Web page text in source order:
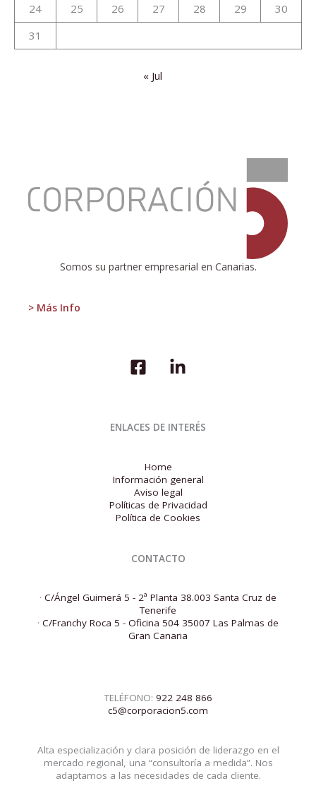
24
25 26 27 28 29
30
31
« Jul
Somos su partner empresarial en Canarias.
> Más Info
a
José
Club
ENLACES DE INTERÉS
Home
Información general
Aviso legal
Políticas de Privacidad
Política de Cookies
CONTACTO
· C/Ángel Guimerá 5 - 2ª Planta 38.003 Santa Cruz de
Tenerife
· C/Franchy Roca 5 - Oficina 504 35007 Las Palmas de
Gran Canaria
TELÉFONO: 922 248 866
c5@corporacion5.com
Alta especialización y clara posición de liderazgo en el
mercado regional, una “consultoría a medida”. Nos
adaptamos a las necesidades de cada cliente.